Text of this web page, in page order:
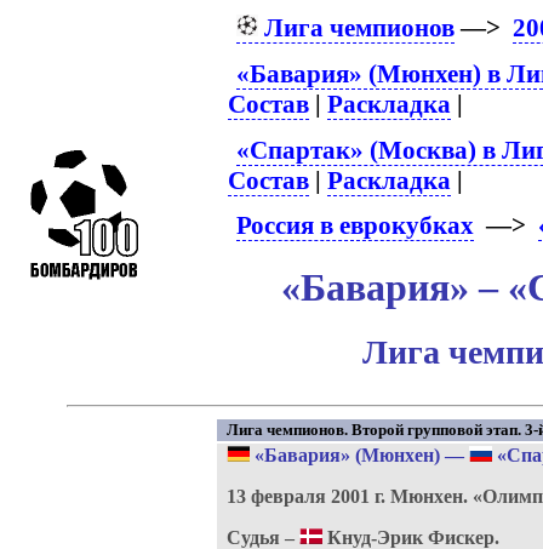
Лига чемпионов—>
«Бавария» (Мюнхен) в
Состав |Раскладка |
«Спартак» (Москва) в
Состав |Раскладка |
Россия в еврокубках—>
«Бавария» –
Лига
Лига чемпионов. Второй групповой этап. 3-
«Бавария» (Мюнхен)—
13 февраля 2001 г. Мюнхен.
Судья –
Кнуд-Эрик Фискер.